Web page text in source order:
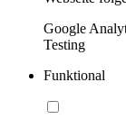
Google
Testing
Funktional